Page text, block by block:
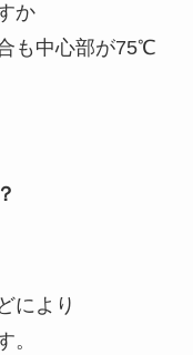
か
も中心部が75℃
により
。